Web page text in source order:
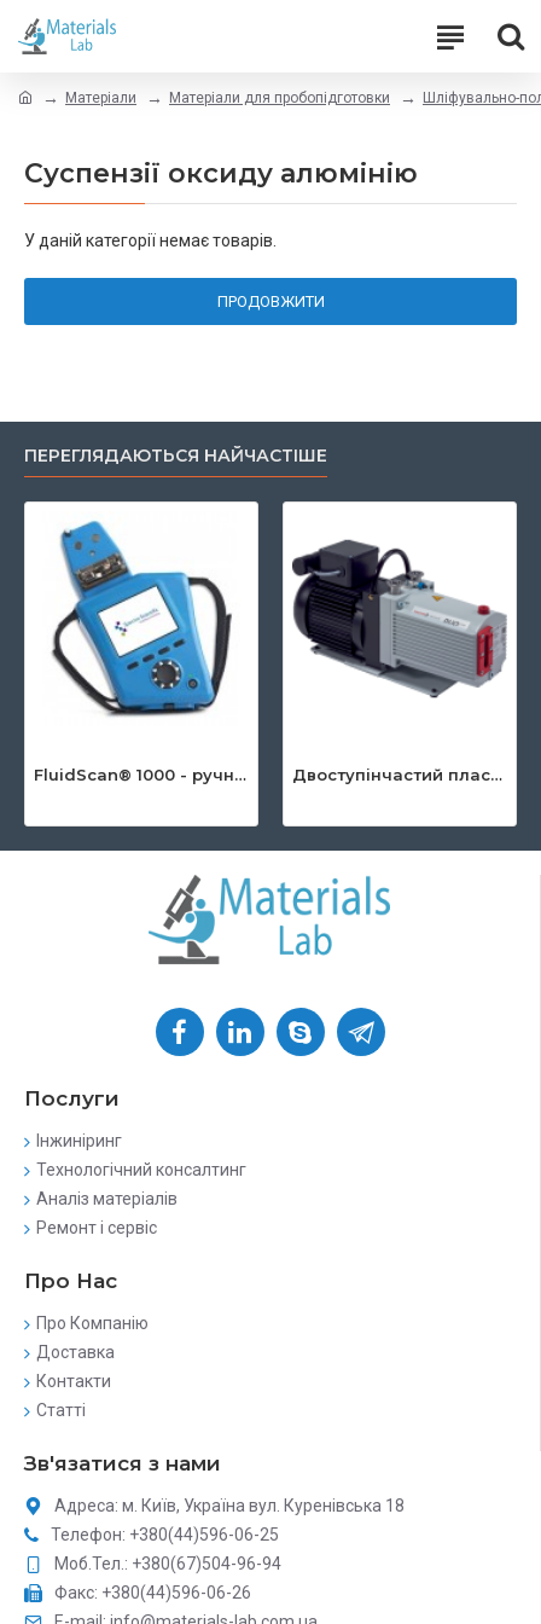
Матеріали Матеріали для пробопідготовки Шліфувально-
Суспензії оксиду алюмінію
У даній категорії немає товарів.
ПРОДОВЖИТИ
ПЕРЕГЛЯДАЮТЬСЯ НАЙЧАСТІШЕ
FluidScan® 1000 - ручний інфрачервоний аналізатор оливи Двоступінчастий пластинчато-роторний насос серії DuoLine ™
Послуги
Інжиніринг
Технологічний консалтинг
Аналіз матеріалів
Ремонт і сервіс
Про Нас
Про Компанію
Доставка
Контакти
Статті
Зв'язатися з нами
Адреса: м. Київ, Україна вул. Куренівська 18
Телефон: +380(44)596-06-25
Моб.Тел.: +380(67)504-96-94
Факс: +380(44)596-06-26